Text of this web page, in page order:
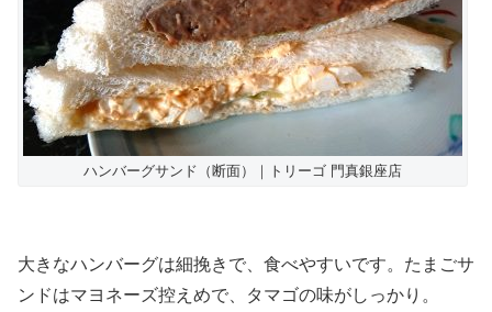
ハンバーグサンド（断面）｜トリーゴ 門真銀座店
大きなハンバーグは細挽きで、食べやすいです。たまごサ
ンドはマヨネーズ控えめで、タマゴの味がしっかり。